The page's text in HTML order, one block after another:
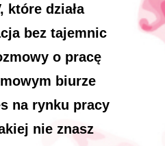
które działa
bez tajemnic
o pracę
biurze
na rynku pracy
nie znasz